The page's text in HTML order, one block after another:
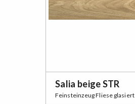
Salia beige STR
Feinsteinzeug Fliese glasiert